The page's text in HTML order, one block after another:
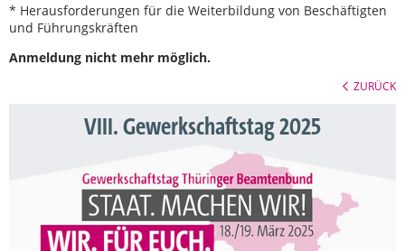
* Herausforderungen für die Weiterbildung von Beschäftigten
und Führungskräften
Anmeldung nicht mehr möglich.
ZURÜCK
VIII. Gewerkschaftstag 2025